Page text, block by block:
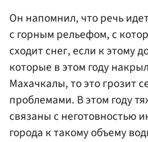
Он напомнил, что речь
с горным рельефом, с
сходит снег, если к этому
которые в этом году
Махачкалы, то это грозит
проблемами. В этом году
связаны с неготовностью
города к такому объему